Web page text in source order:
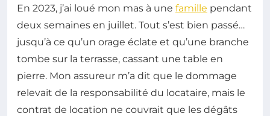
En 2023, j’ai loué mon mas à une famille pendant
deux semaines en juillet. Tout s’est bien passé…
jusqu’à ce qu’un orage éclate et qu’une branche
tombe sur la terrasse, cassant une table en
pierre. Mon assureur m’a dit que le dommage
relevait de la responsabilité du locataire, mais le
contrat de location ne couvrait que les dégâts